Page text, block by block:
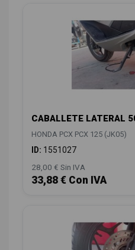
CABALLETE LATERAL
HONDA PCX PCX 125 (JK05)
ID: 1551027
28,00 € Sin IVA
33,88 € Con IVA